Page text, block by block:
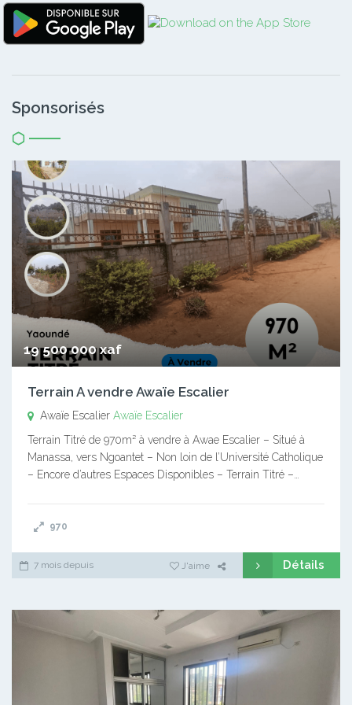
Sponsorisés
19 500 000 xaf
Terrain A vendre Awaïe Escalier
Awaïe Escalier Awaïe Escalier
Terrain Titré de 970m² à vendre à Awae Escalier – Situé à
Manassa, vers Ngoantet – Non loin de l’Université Catholique
– Encore d’autres Espaces Disponibles – Terrain Titré –…
970
7 mois depuis J'aime Détails